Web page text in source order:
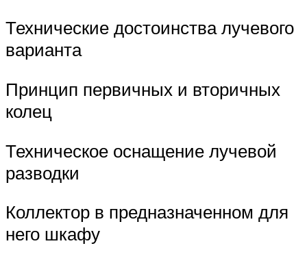
Технические достоинства лучевого
варианта
Принцип первичных и вторичных
колец
Техническое оснащение лучевой
разводки
Коллектор в предназначенном для
него шкафу